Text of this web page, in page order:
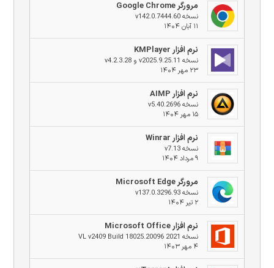
مرورگر Google Chrome
نسخه v142.0.7444.60
۱۱ آبان ۱۴۰۴
نرم افزار KMPlayer
نسخه v2025.9.25.11 و v4.2.3.28
۲۳ مهر ۱۴۰۴
نرم افزار AIMP
نسخه v5.40.2696
۱۵ مهر ۱۴۰۴
نرم افزار Winrar
نسخه v7.13
۹ مرداد ۱۴۰۴
مرورگر Microsoft Edge
نسخه v137.0.3296.93
۲ تیر ۱۴۰۴
نرم افزار Microsoft Office
نسخه 2021 VL v2409 Build 18025.20096
۴ مهر ۱۴۰۳